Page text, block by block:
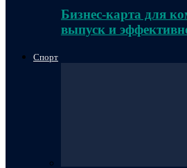
Бизнес-карта для
выпуск и
Спорт